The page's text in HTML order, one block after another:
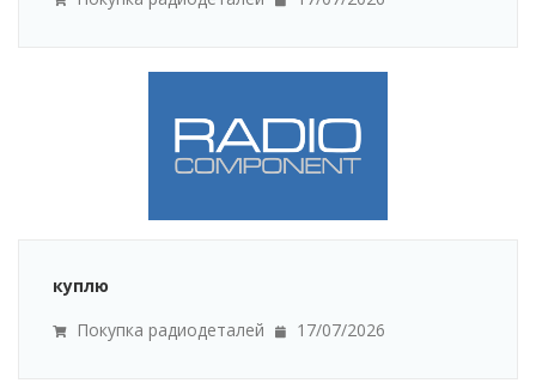
куплю
Покупка радиодеталей
17/07/2026